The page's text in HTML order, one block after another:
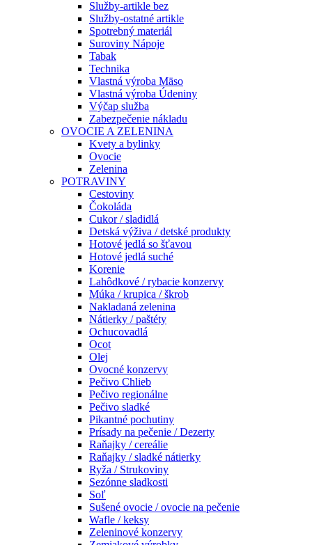
Služby-artikle bez
Služby-ostatné artikle
Spotrebný materiál
Suroviny Nápoje
Tabak
Technika
Vlastná výroba Mäso
Vlastná výroba Údeniny
Výčap služba
Zabezpečenie nákladu
OVOCIE A ZELENINA
Kvety a bylinky
Ovocie
Zelenina
POTRAVINY
Cestoviny
Čokoláda
Cukor / sladidlá
Detská výživa / detské produkty
Hotové jedlá so šťavou
Hotové jedlá suché
Korenie
Lahôdkové / rybacie konzervy
Múka / krupica / škrob
Nakladaná zelenina
Nátierky / paštéty
Ochucovadlá
Ocot
Olej
Ovocné konzervy
Pečivo Chlieb
Pečivo regionálne
Pečivo sladké
Pikantné pochutiny
Prísady na pečenie / Dezerty
Raňajky / cereálie
Raňajky / sladké nátierky
Ryža / Strukoviny
Sezónne sladkosti
Soľ
Sušené ovocie / ovocie na pečenie
Wafle / keksy
Zeleninové konzervy